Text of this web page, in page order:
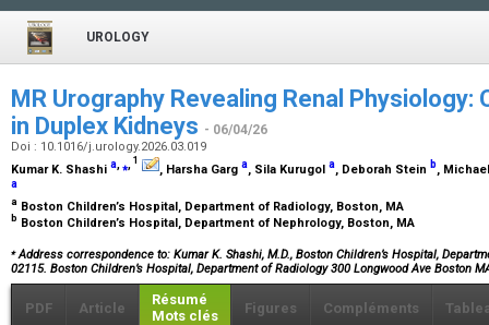
UROLOGY
MR Urography Revealing Renal
in Duplex Kidneys - 06/04/26
Doi : 10.1016/j.urology.2026.03.019
Kumar K. Shashi a,⁎, 1
, Harsha Garg a, Sila Kurugol a, Deborah Stein b,
a
a Boston Children’s Hospital, Department of Radiology, Boston, MA
b Boston Children’s Hospital, Department of Nephrology, Boston, MA
⁎Address correspondence to: Kumar K. Shashi, M.D., Boston Children’s Hospital,
02115. Boston Children’s Hospital, Department of Radiology 300 Longwood Ave Boston
PDF Article
Résumé
Mots clés
Figures Compléments